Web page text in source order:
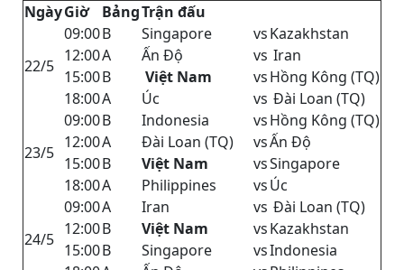
NgàyGiờ BảngTrận đấu
22/5
09:00B Singapore vsKazakhstan
12:00A Ấn Độ vs Iran
15:00B Việt Nam vsHồng Kông (TQ)
18:00A Úc vs Đài Loan (TQ)
23/5
09:00B Indonesia vsHồng Kông (TQ)
12:00A Đài Loan (TQ) vsẤn Độ
15:00B Việt Nam vsSingapore
18:00A Philippines vsÚc
24/5
09:00A Iran vs Đài Loan (TQ)
12:00B Việt Nam vsKazakhstan
15:00B Singapore vsIndonesia